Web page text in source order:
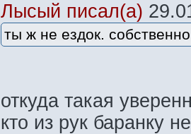
Лысый писал(а)
ты ж не ездок. собственно
откуда такая
кто из рук баранку